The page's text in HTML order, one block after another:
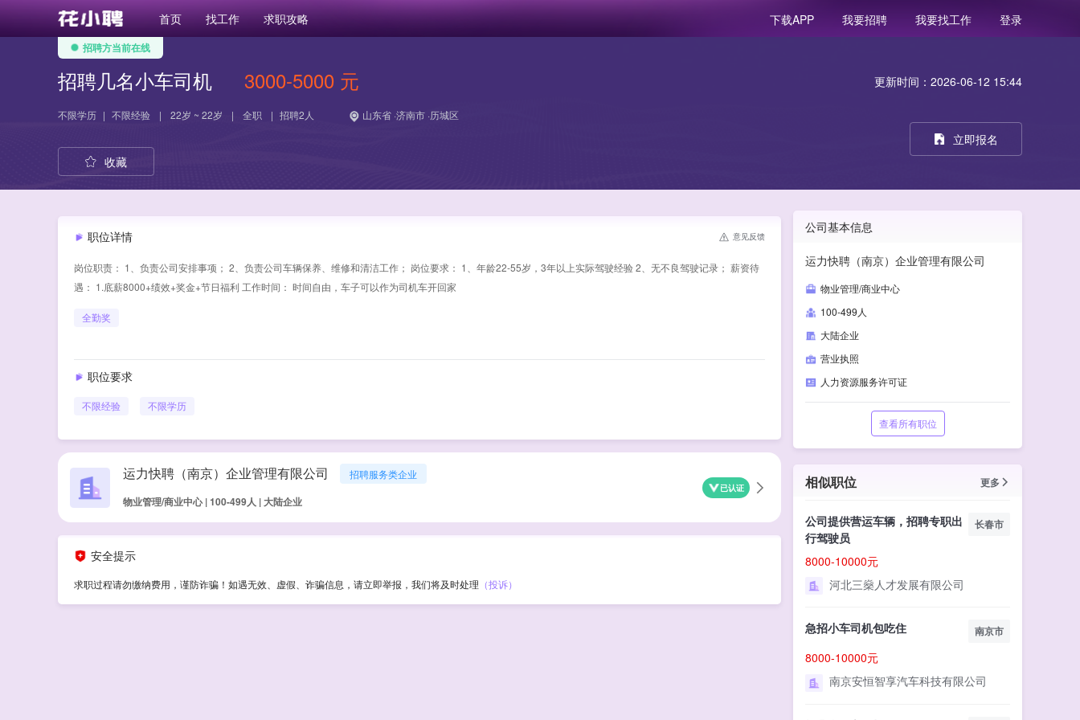
首页 找工作 求职攻略 下载APP 我要招聘 我要找工作 登录
招聘方当前在线
招聘几名小车司机 3000-5000 元
不限学历 | 不限经验 | 22岁 ~ 22岁 | 全职 | 招聘2人 山东省 ·济南市 ·历城区
收藏
职位详情 意见反馈
岗位职责： 1、负责公司安排事项； 2、负责公司车辆保养、维修和清洁工作； 岗位要求： 1、年龄22-55岁，3年以上实际驾驶经验 2、无不良驾驶记录； 薪资待
遇： 1.底薪8000+绩效+奖金+节日福利 工作时间： 时间自由，车子可以作为司机车开回家
全勤奖
职位要求
不限经验 不限学历
运力快聘（南京）企业管理有限公司 招聘服务类企业
物业管理/商业中心 | 100-499人 | 大陆企业
已认证
安全提示
求职过程请勿缴纳费用，谨防诈骗！如遇无效、虚假、诈骗信息，请立即举报，我们将及时处理 （投诉）
更新时间：2026-06-12 15:44
立即报名
公司基本信息
运力快聘（南京）企业管理有限公司
物业管理/商业中心
100-499人
大陆企业
营业执照
人力资源服务许可证
查看所有职位
相似职位 更多
公司提供营运车辆，招聘专职出
行驾驶员
长春市
8000-10000元
河北三燊人才发展有限公司
急招小车司机包吃住 南京市
8000-10000元
南京安恒智享汽车科技有限公司